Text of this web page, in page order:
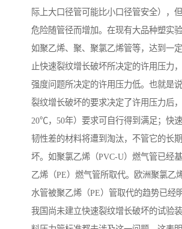
际上大口径管可能比小口径管安全），
危险随管径而增加。在现有大品种塑实验
如聚乙烯、聚、聚氯乙烯管等，达到一
止快速裂纹增长破坏所决定的许用压力
强度问题所决定的许用压力低。也就是
裂纹增长破坏的要求决定了许用压力后
20℃，50年）要求可自行得到满足；快
韧性差的材料将遭到淘汰，不管它的长
坏。如聚氯乙烯（PVC-U）燃气管已经
乙烯（PE）燃气管所取代。欧洲聚氯乙
水管被聚乙烯（PE）管取代的趋势已经明
我国尚未建立快速裂纹增长破坏的试验